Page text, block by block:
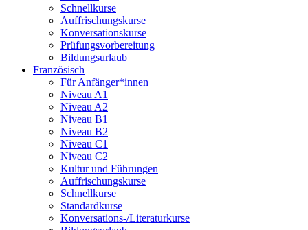
Schnellkurse
Auffrischungskurse
Konversationskurse
Prüfungsvorbereitung
Bildungsurlaub
Französisch
Für Anfänger*innen
Niveau A1
Niveau A2
Niveau B1
Niveau B2
Niveau C1
Niveau C2
Kultur und Führungen
Auffrischungskurse
Schnellkurse
Standardkurse
Konversations-/Literaturkurse